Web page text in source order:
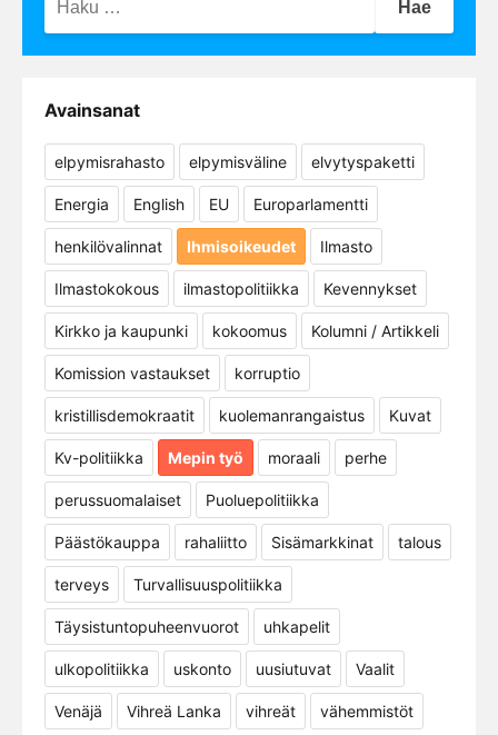
Avainsanat
elpymisrahasto elpymisväline elvytyspaketti
Energia English EU Europarlamentti
henkilövalinnat Ihmisoikeudet Ilmasto
Ilmastokokous ilmastopolitiikka Kevennykset
Kirkko ja kaupunki kokoomus Kolumni / Artikkeli
Komission vastaukset korruptio
kristillisdemokraatit kuolemanrangaistus Kuvat
Kv-politiikka Mepin työ moraali perhe
perussuomalaiset Puoluepolitiikka
Päästökauppa rahaliitto Sisämarkkinat talous
terveys Turvallisuuspolitiikka
Täysistuntopuheenvuorot uhkapelit
ulkopolitiikka uskonto uusiutuvat Vaalit
Venäjä Vihreä Lanka vihreät vähemmistöt